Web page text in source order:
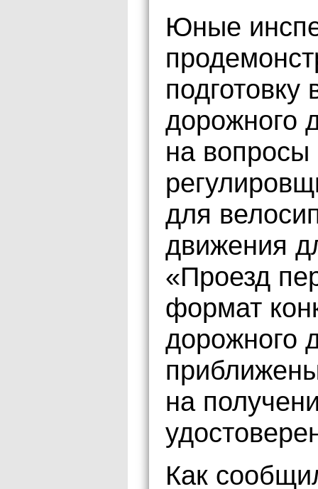
Юные
подготовку
дорожного
на
для
движения
«Проезд
формат
дорожного
на
Как